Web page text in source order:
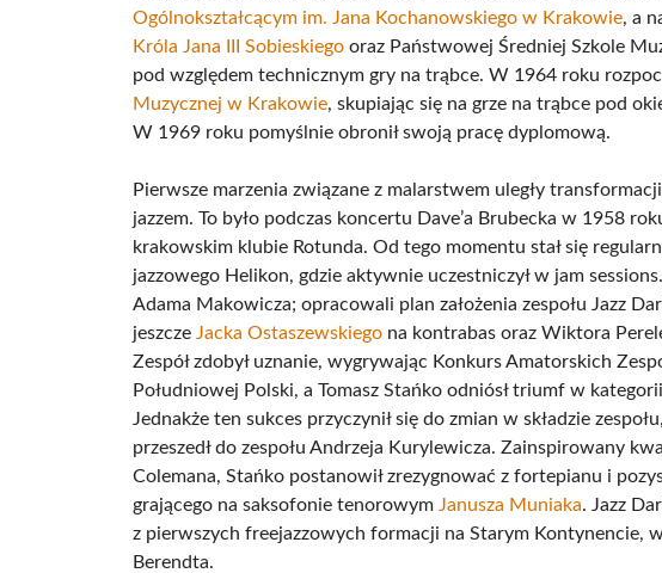
Ogólnokształcącym im. Jana Kochanowskiego w Krakowie, a
Króla Jana III Sobieskiego oraz Państwowej Średniej Szkole
pod względem technicznym gry na trąbce. W 1964 roku
Muzycznej w Krakowie, skupiając się na grze na trąbce pod
W 1969 roku pomyślnie obronił swoją pracę dyplomową.
Pierwsze marzenia związane z malarstwem uległy
jazzem. To było podczas koncertu Dave’a Brubecka w 1958
krakowskim klubie Rotunda. Od tego momentu stał się
jazzowego Helikon, gdzie aktywnie uczestniczył w jam
Adama Makowicza; opracowali plan założenia zespołu Jazz
jeszcze Jacka Ostaszewskiego na kontrabas oraz Wiktora
Zespół zdobył uznanie, wygrywając Konkurs Amatorskich
Południowej Polski, a Tomasz Stańko odniósł triumf w
Jednakże ten sukces przyczynił się do zmian w składzie
przeszedł do zespołu Andrzeja Kurylewicza. Zainspirowany
Colemana, Stańko postanowił zrezygnować z fortepianu i
grającego na saksofonie tenorowym Janusza Muniaka. Jazz
z pierwszych freejazzowych formacji na Starym Kontynencie,
Berendta.